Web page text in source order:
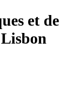
et de
Lisbon